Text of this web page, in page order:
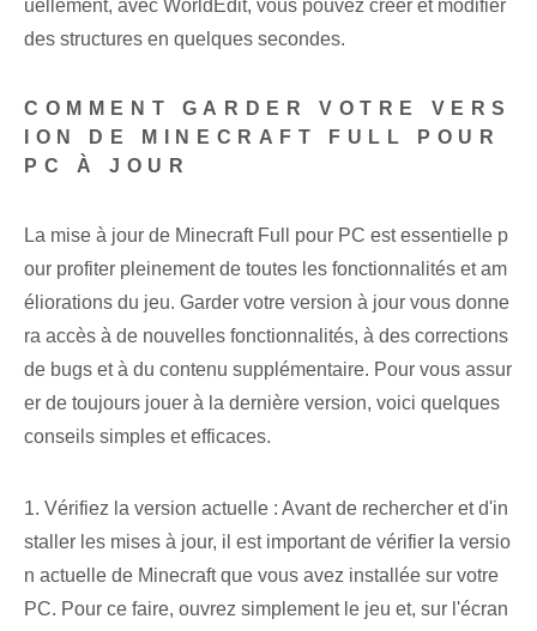
uellement, avec⁢ WorldEdit, vous pouvez créer et‌ modifier
des structures en quelques secondes.
COMMENT GARDER VOTRE VERS
ION DE MINECRAFT FULL POUR
PC À JOUR
La mise à jour de Minecraft Full pour PC est essentielle ‌p
our profiter pleinement de toutes les fonctionnalités et am
éliorations du ⁢jeu. Garder votre version à jour vous donne
ra accès à de nouvelles fonctionnalités, à des corrections
de bugs et à du contenu supplémentaire. Pour vous assur
er de toujours jouer à la dernière version, voici quelques
conseils simples et efficaces.
1. Vérifiez la version actuelle : Avant de rechercher et d'in
staller les mises à jour, il est important de vérifier la versio
n actuelle de Minecraft que vous avez installée sur votre
PC. Pour ce faire, ouvrez simplement le jeu et, sur l'écran